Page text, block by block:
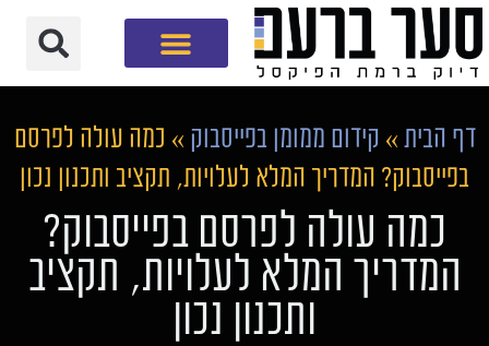
דף הבית » קידום ממומן בפייסבוק » כמה עולה לפרסם
בפייסבוק? המדריך המלא לעלויות, תקציב ותכנון נכון
כמה עולה לפרסם בפייסבוק?
המדריך המלא לעלויות, תקציב
ותכנון נכון